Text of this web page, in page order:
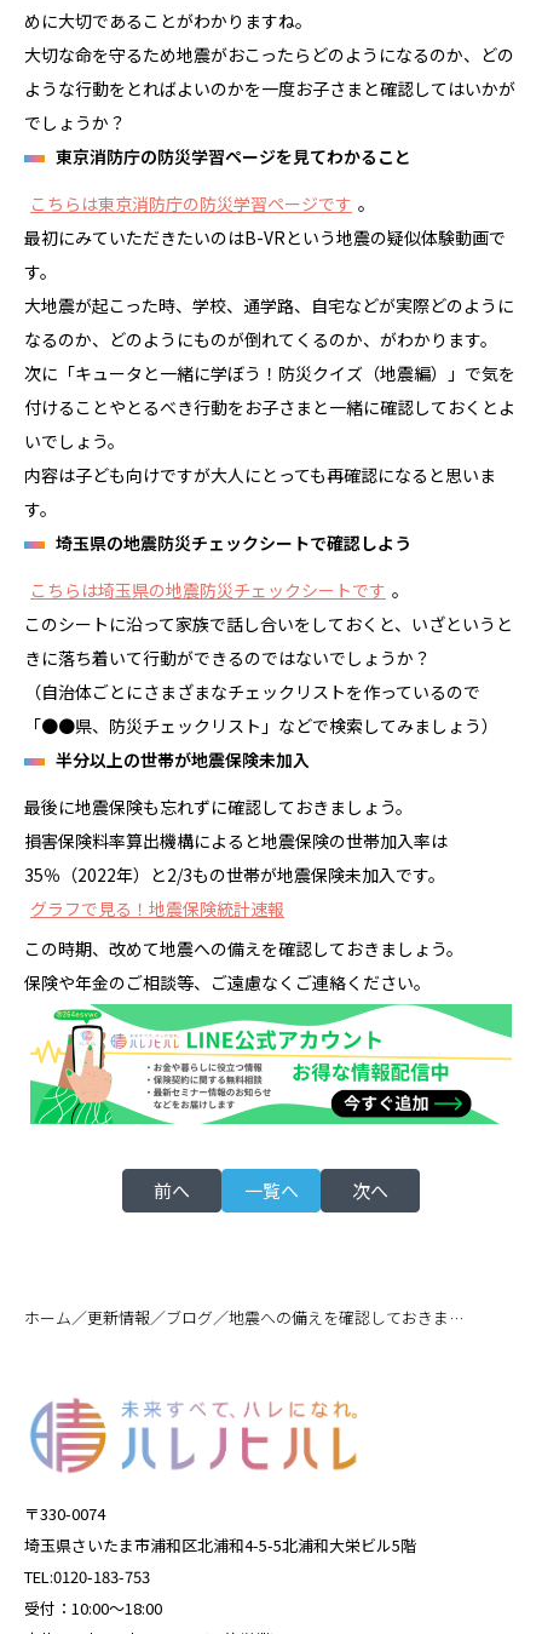
めに大切であることがわかりますね。
大切な命を守るため地震がおこったらどのようになるのか、どの
ような行動をとればよいのかを一度お子さまと確認してはいかが
でしょうか？
東京消防庁の防災学習ページを見てわかること
こちらは東京消防庁の防災学習ページです 。
最初にみていただきたいのはB-VRという地震の疑似体験動画で
す。
大地震が起こった時、学校、通学路、自宅などが実際どのように
なるのか、どのようにものが倒れてくるのか、がわかります。
次に「キュータと一緒に学ぼう！防災クイズ（地震編）」で気を
付けることやとるべき行動をお子さまと一緒に確認しておくとよ
いでしょう。
内容は子ども向けですが大人にとっても再確認になると思いま
す。
埼玉県の地震防災チェックシートで確認しよう
こちらは埼玉県の地震防災チェックシートです 。
このシートに沿って家族で話し合いをしておくと、いざというと
きに落ち着いて行動ができるのではないでしょうか？
（自治体ごとにさまざまなチェックリストを作っているので
「●●県、防災チェックリスト」などで検索してみましょう）
半分以上の世帯が地震保険未加入
最後に地震保険も忘れずに確認しておきましょう。
損害保険料率算出機構によると地震保険の世帯加入率は
35％（2022年）と2/3もの世帯が地震保険未加入です。
グラフで見る！地震保険統計速報
この時期、改めて地震への備えを確認しておきましょう。
保険や年金のご相談等、ご遠慮なくご連絡ください。
前へ 一覧へ 次へ
ホーム／更新情報／ブログ／ 地震への備えを確認しておきましょう
〒330-0074
埼玉県さいたま市浦和区北浦和4-5-5北浦和大栄ビル5階
TEL:0120-183-753
受付：10:00～18:00